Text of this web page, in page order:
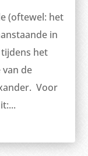
(oftewel: het
in
het
de
Voor